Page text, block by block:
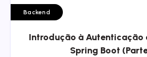
Backend
Introdução à Autenticação
Spring Boot